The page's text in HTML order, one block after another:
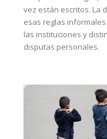
vez están escritos. La
esas reglas
las instituciones y
disputas personales.